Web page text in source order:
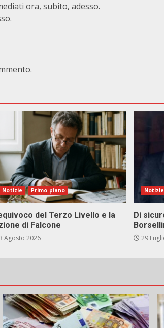
ora, subito, adesso.
Notizie Primo piano
del Terzo Livello e la
di Falcone
Agosto 2026
Notizie
Di
29